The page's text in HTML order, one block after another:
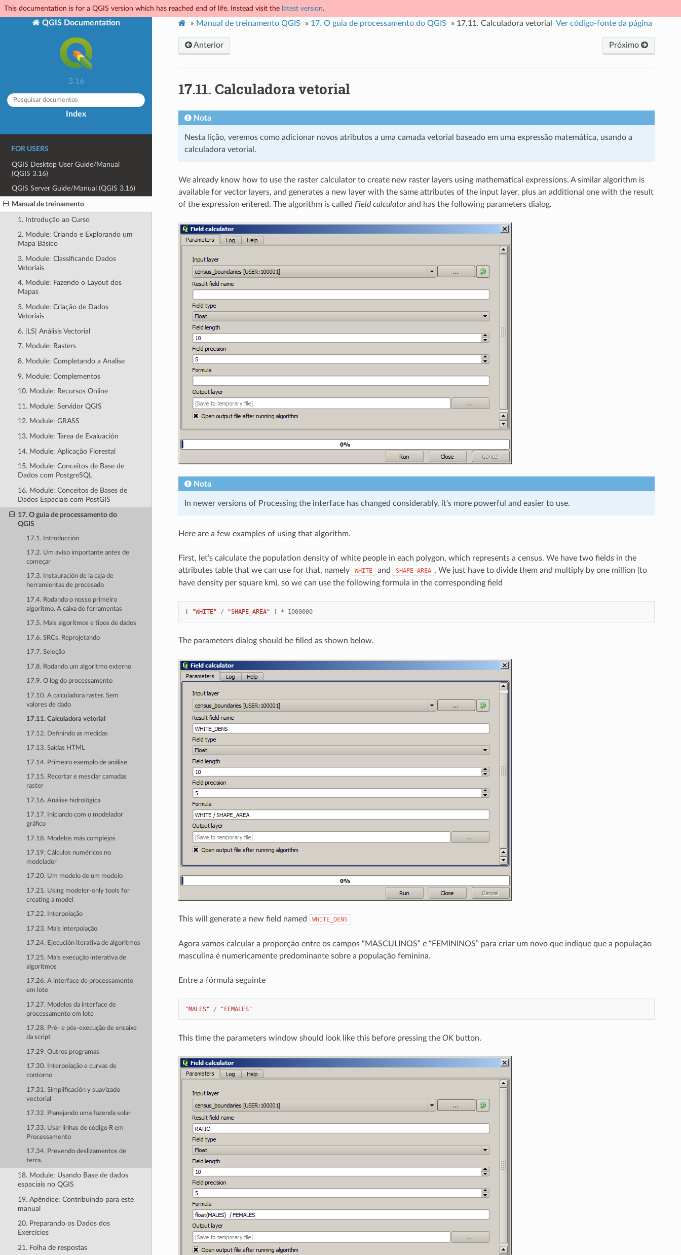
This documentation is for a QGIS version which has reached end of life. Instead visit the latest version.
QGIS Documentation
3.16
Index
FOR USERS
QGIS Desktop User Guide/Manual
(QGIS 3.16)
QGIS Server Guide/Manual (QGIS 3.16)
Manual de treinamento
1. Introdução ao Curso
2. Module: Criando e Explorando um
Mapa Básico
3. Module: Classificando Dados
Vetoriais
4. Module: Fazendo o Layout dos
Mapas
5. Module: Criação de Dados
Vetoriais
6. |LS| Análisis Vectorial
7. Module: Rasters
8. Module: Completando a Analise
9. Module: Complementos
10. Module: Recursos Online
11. Module: Servidor QGIS
12. Module: GRASS
13. Module: Tarea de Evaluación
14. Module: Aplicação Florestal
15. Module: Conceitos de Base de
Dados com PostgreSQL
16. Module: Conceitos de Bases de
Dados Espaciais com PostGIS
17. O guia de processamento do
QGIS
17.1. Introducción
17.2. Um aviso importante antes de
começar
17.3. Instauración de la caja de
herramientas de procesado
17.4. Rodando o nosso primeiro
algoritmo. A caixa de ferramentas
17.5. Mais algoritmos e tipos de dados
17.6. SRCs. Reprojetando
17.7. Seleção
17.8. Rodando um algoritmo externo
17.9. O log do processamento
17.10. A calculadora raster. Sem
valores de dado
17.11. Calculadora vetorial
17.12. Definindo as medidas
17.13. Saídas HTML
17.14. Primeiro exemplo de análise
17.15. Recortar e mesclar camadas
raster
17.16. Análise hidrológica
17.17. Iniciando com o modelador
gráfico
17.18. Modelos más complejos
17.19. Cálculos numéricos no
modelador
17.20. Um modelo de um modelo
17.21. Using modeler-only tools for
creating a model
17.22. Interpolação
17.23. Mais interpolação
17.24. Ejecución iterativa de algoritmos
17.25. Mais execução interativa de
algoritmos
17.26. A interface de processamento
em lote
17.27. Modelos da interface de
processamento em lote
17.28. Pré- e pós-execução de encaixe
da script
17.29. Outros programas
17.30. Interpolação e curvas de
contorno
17.31. Simplificación y suavizado
vectorial
17.32. Planejando uma fazenda solar
17.33. Usar linhas do código R em
Processamento
17.34. Prevendo deslizamentos de
terra.
18. Module: Usando Base de dados
espaciais no QGIS
19. Apêndice: Contribuindo para este
manual
20. Preparando os Dados dos
Exercícios
21. Folha de respostas
» Manual de treinamento QGIS » 17. O guia de processamento do QGIS » 17.11. Calculadora vetorial Ver código-fonte da página
Anterior Próximo
17.11. Calculadora vetorial
Nota
Nesta lição, veremos como adicionar novos atributos a uma camada vetorial baseado em uma expressão matemática, usando a
calculadora vetorial.
We already know how to use the raster calculator to create new raster layers using mathematical expressions. A similar algorithm is
available for vector layers, and generates a new layer with the same attributes of the input layer, plus an additional one with the result
of the expression entered. The algorithm is called Field calculatorand has the following parameters dialog.
Nota
In newer versions of Processing the interface has changed considerably, it’s more powerful and easier to use.
Here are a few examples of using that algorithm.
First, let’s calculate the population density of white people in each polygon, which represents a census. We have two fields in the
attributes table that we can use for that, namely
WHITE and SHAPE_AREA . We just have to divide them and multiply by one million (to
have density per square km), so we can use the following formula in the corresponding field
( "WHITE" / "SHAPE_AREA" ) * 1000000
The parameters dialog should be filled as shown below.
This will generate a new field named WHITE_DENS
Agora vamos calcular a proporção entre os campos “MASCULINOS” e “FEMININOS” para criar um novo que indique que a população
masculina é numericamente predominante sobre a população feminina.
Entre a fórmula seguinte
"MALES" / "FEMALES"
This time the parameters window should look like this before pressing the OKbutton.